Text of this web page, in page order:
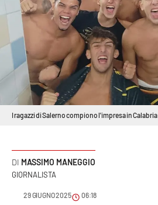
Italia Mondo
Sanità
Sport
Cultura
Meteo
Editoriali
I ragazzi di Salerno compiono l'impresa in Calabria
MASSIMO MANEGGIO
GIORNALISTA
29 GIUGNO 2025 06:18